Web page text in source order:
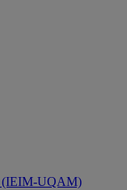
(IEIM-UQAM)